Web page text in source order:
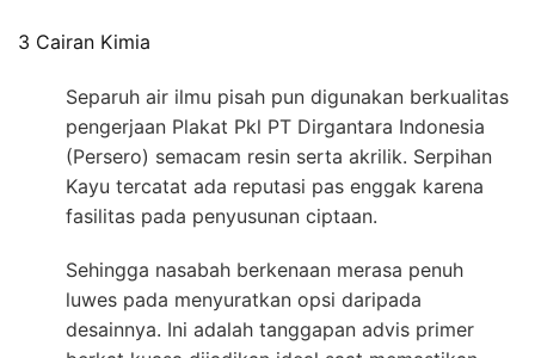
3 Cairan Kimia
Separuh air ilmu pisah pun digunakan berkualitas
pengerjaan Plakat Pkl PT Dirgantara Indonesia
(Persero) semacam resin serta akrilik. Serpihan
Kayu tercatat ada reputasi pas enggak karena
fasilitas pada penyusunan ciptaan.
Sehingga nasabah berkenaan merasa penuh
luwes pada menyuratkan opsi daripada
desainnya. Ini adalah tanggapan advis primer